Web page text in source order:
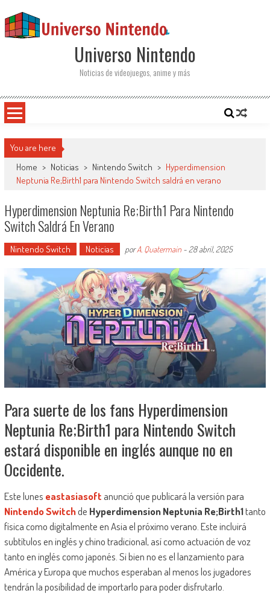
Universo Nintendo
Noticias de videojuegos, anime y más
You are here
Home > Noticias > Nintendo Switch > Hyperdimension
Neptunia Re;Birth1 para Nintendo Switch saldrá en verano
Hyperdimension Neptunia Re;Birth1 Para Nintendo
Switch Saldrá En Verano
Nintendo Switch Noticias porA. Quatermain- 28 abril, 2025
Para suerte de los fans Hyperdimension
Neptunia Re;Birth1 para Nintendo Switch
estará disponible en inglés aunque no en
Occidente.
Este lunes eastasiasoft anunció que publicará la versión para
Nintendo Switchde Hyperdimension Neptunia Re;Birth1tanto
física como digitalmente en Asia el próximo verano. Este incluirá
subtítulos en inglés y chino tradicional, así como actuación de voz
tanto en inglés como japonés. Si bien no es el lanzamiento para
América y Europa que muchos esperaban al menos los jugadores
tendrán la posibilidad de importarlo para poder disfrutarlo.